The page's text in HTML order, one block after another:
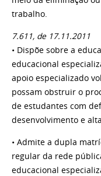
trabalho.
7.611, de 17.11.2011
• Dispõe sobre a
educacional
apoio especializado
possam obstruir o
de estudantes com
desenvolvimento e
• Admite a dupla
regular da rede
educacional